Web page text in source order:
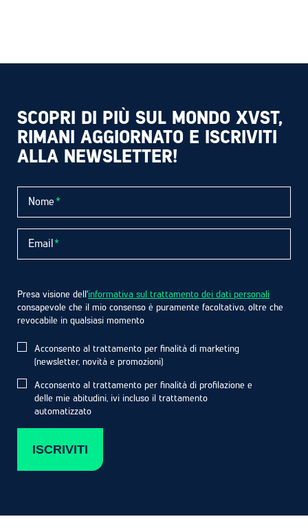
SCOPRI DI PIÙ SUL MONDO XVST,
RIMANI AGGIORNATO E ISCRIVITI
ALLA NEWSLETTER!
Nome
Email
Presa visione dell'informativa sul trattamento dei dati personali
consapevole che il mio consenso è puramente facoltativo, oltre che
revocabile in qualsiasi momento
Acconsento al trattamento per finalità di marketing
(newsletter, novità e promozioni)
Acconsento al trattamento per finalità di profilazione e
delle mie abitudini, ivi incluso il trattamento
automatizzato